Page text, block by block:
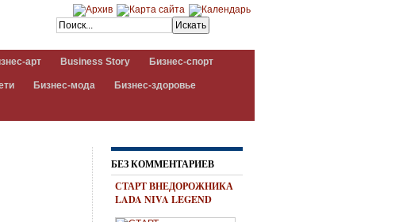
арт Business Story Бизнес-спорт
Бизнес-мода Бизнес-здоровье
БЕЗ КОММЕНТАРИЕВ
СТАРТ ВНЕДОРОЖНИКА
LADA NIVA LEGEND